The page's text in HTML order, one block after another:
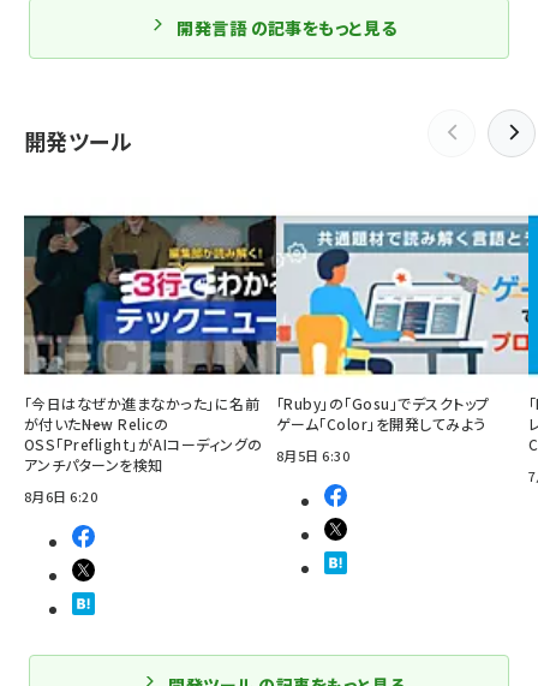
開発言語 の記事をもっと見る
開発ツール
「今日はなぜか進まなかった」に名前
が付いた――New Relicの
OSS「Preflight」がAIコーディングの
アンチパターンを検知
8月6日 6:20
「Ruby」の「Gosu」でデスクトップ
ゲーム「Color」を開発してみよう
8月5日 6:30